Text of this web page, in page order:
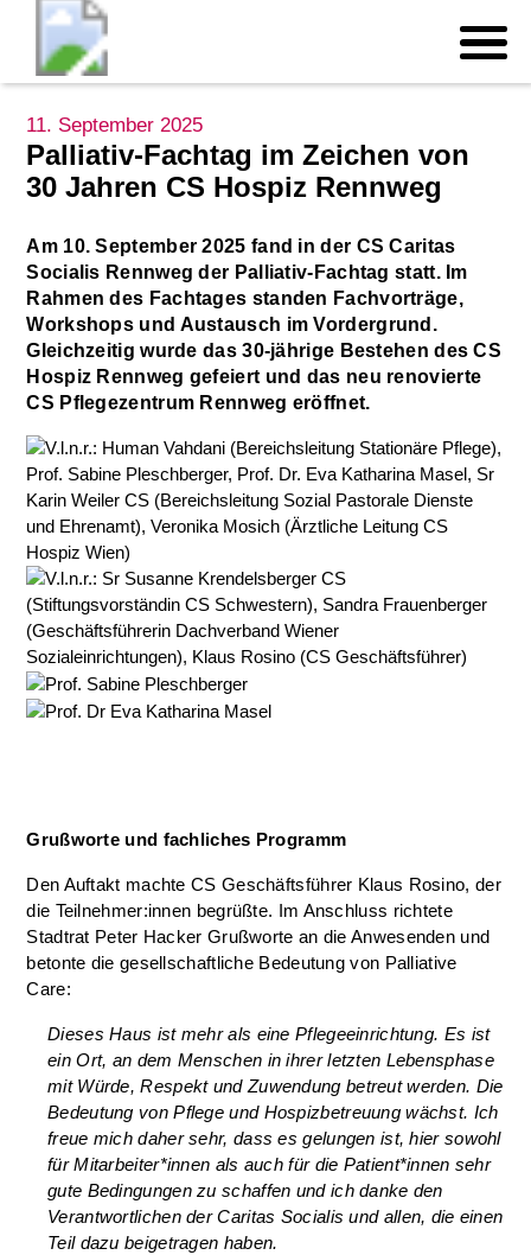
11. September 2025
Palliativ-Fachtag im Zeichen von
30 Jahren CS Hospiz Rennweg
Am 10. September 2025 fand in der CS Caritas
Socialis Rennweg der Palliativ-Fachtag statt. Im
Rahmen des Fachtages standen Fachvorträge,
Workshops und Austausch im Vordergrund.
Gleichzeitig wurde das 30-jährige Bestehen des CS
Hospiz Rennweg gefeiert und das neu renovierte
CS Pflegezentrum Rennweg eröffnet.
Grußworte und fachliches Programm
Den Auftakt machte CS Geschäftsführer Klaus Rosino, der
die Teilnehmer:innen begrüßte. Im Anschluss richtete
Stadtrat Peter Hacker Grußworte an die Anwesenden und
betonte die gesellschaftliche Bedeutung von Palliative
Care:
Dieses Haus ist mehr als eine Pflegeeinrichtung. Es ist
ein Ort, an dem Menschen in ihrer letzten Lebensphase
mit Würde, Respekt und Zuwendung betreut werden. Die
Bedeutung von Pflege und Hospizbetreuung wächst. Ich
freue mich daher sehr, dass es gelungen ist, hier sowohl
für Mitarbeiter*innen als auch für die Patient*innen sehr
gute Bedingungen zu schaffen und ich danke den
Verantwortlichen der Caritas Socialis und allen, die einen
Teil dazu beigetragen haben.